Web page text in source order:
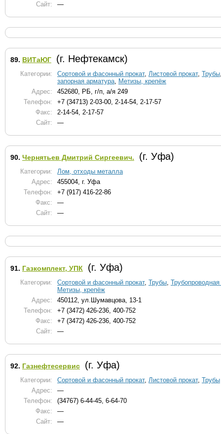
Сайт:
—
89. ВИТаЮГ (г. Нефтекамск)
Категории: Сортовой и фасонный прокат, Листовой прокат, Трубы
запорная арматура, Метизы, крепёж
Адрес:
452680, РБ, г/п, а/я 249
Телефон:
+7 (34713) 2-03-00, 2-14-54, 2-17-57
Факс:
2-14-54, 2-17-57
Сайт:
—
90. Чернятьев Дмитрий Сиргеевич. (г. Уфа)
Категории:
Лом, отходы металла
Адрес:
455004, г. Уфа
Телефон:
+7 (917) 416-22-86
Факс:
—
Сайт:
—
91. Газкомплект, УПК (г. Уфа)
Категории: Сортовой и фасонный прокат, Трубы,
Метизы, крепёж
Адрес:
450112, ул.Шумавцова, 13-1
Телефон:
+7 (3472) 426-236, 400-752
Факс:
+7 (3472) 426-236, 400-752
Сайт:
—
92. Газнефтесервис (г. Уфа)
Категории: Сортовой и фасонный прокат, Листовой прокат, Трубы
Адрес:
—
Телефон:
(34767) 6-44-45, 6-64-70
Факс:
—
Сайт:
—